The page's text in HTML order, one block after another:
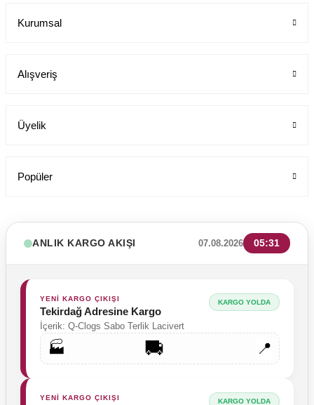
Labor Medikal Tekstil
199,00 TL
Kurumsal
Alışveriş
Üyelik
Popüler
ANLIK KARGO AKIŞI 07.08.2026 05:31
YENİ KARGO ÇIKIŞI
Tekirdağ Adresine Kargo
İçerik: Q-Clogs Sabo Terlik Lacivert
KARGO YOLDA
🏭 🚚 📍
YENİ KARGO ÇIKIŞI KARGO YOLDA